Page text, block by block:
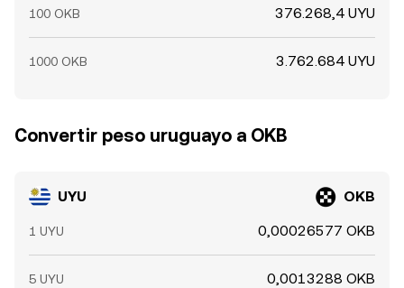
100 OKB 376.268,4 UYU
1000 OKB 3.762.684 UYU
Convertir peso uruguayo a OKB
UYU OKB
1 UYU 0,00026577 OKB
5 UYU 0,0013288 OKB